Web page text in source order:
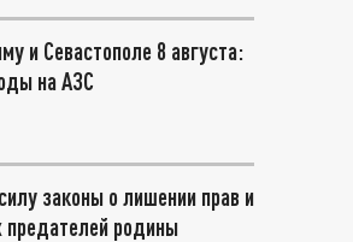
и Севастополе 8 августа:
на АЗС
законы о лишении прав и
родины